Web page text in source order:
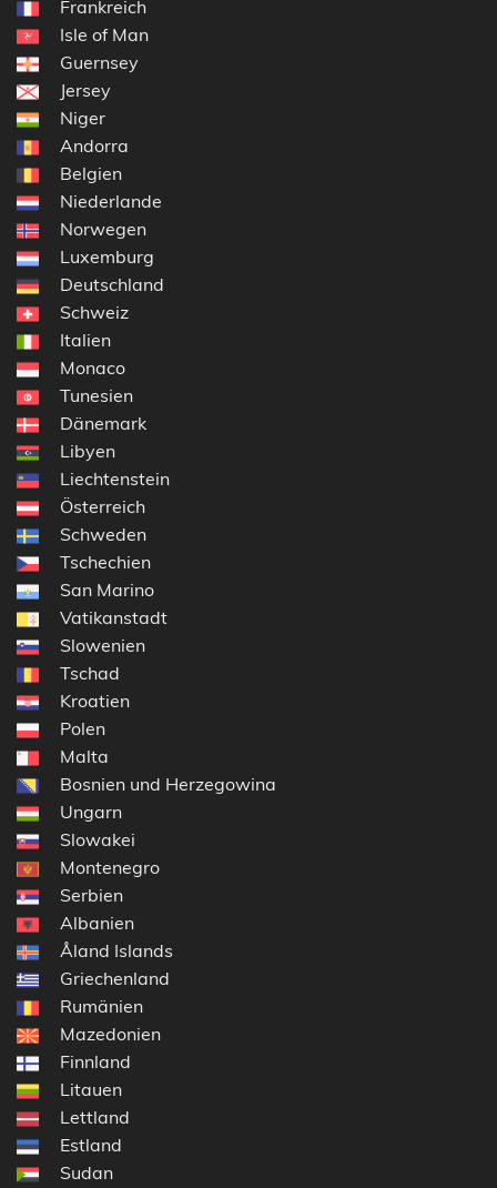
Frankreich
Isle of Man
Guernsey
Jersey
Niger
Andorra
Belgien
Niederlande
Norwegen
Luxemburg
Deutschland
Schweiz
Italien
Monaco
Tunesien
Dänemark
Libyen
Liechtenstein
Österreich
Schweden
Tschechien
San Marino
Vatikanstadt
Slowenien
Tschad
Kroatien
Polen
Malta
Bosnien und Herzegowina
Ungarn
Slowakei
Montenegro
Serbien
Albanien
Åland Islands
Griechenland
Rumänien
Mazedonien
Finnland
Litauen
Lettland
Estland
Sudan